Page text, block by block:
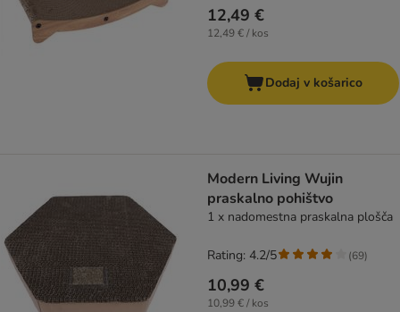
12,49 €
12,49 € / kos
Dodaj v košarico
Modern Living Wujin
praskalno pohištvo
1 x nadomestna praskalna plošča
10,99 €
10,99 € / kos
Rating: 4.2/5 (69)